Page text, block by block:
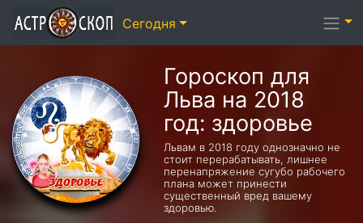
Гороскоп для
Льва на 2018
год: здоровье
Львам в 2018 году однозначно не
стоит перерабатывать, лишнее
перенапряжение сугубо рабочего
плана может принести
существенный вред вашему
здоровью.
Сегодня